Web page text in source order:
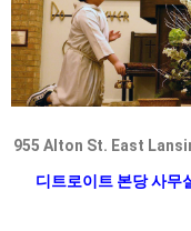
955 Alton St. East
디트로이트 본당 사무